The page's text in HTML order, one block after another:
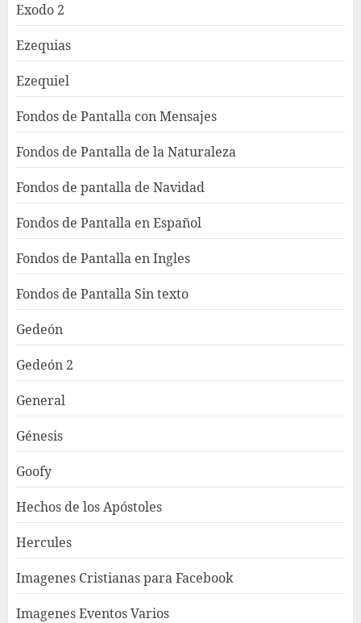
Exodo 2
Ezequias
Ezequiel
Fondos de Pantalla con Mensajes
Fondos de Pantalla de la Naturaleza
Fondos de pantalla de Navidad
Fondos de Pantalla en Español
Fondos de Pantalla en Ingles
Fondos de Pantalla Sin texto
Gedeón
Gedeón 2
General
Génesis
Goofy
Hechos de los Apóstoles
Hercules
Imagenes Cristianas para Facebook
Imagenes Eventos Varios